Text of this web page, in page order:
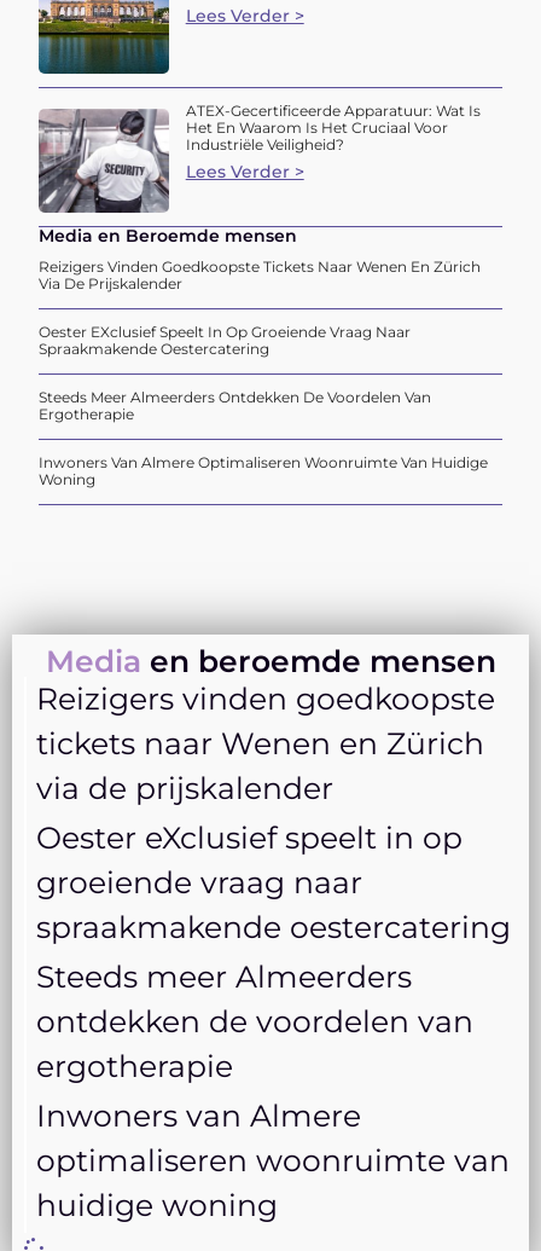
Lees Verder >
ATEX-Gecertificeerde Apparatuur: Wat Is
Het En Waarom Is Het Cruciaal Voor
Industriële Veiligheid?
Lees Verder >
Media en Beroemde mensen
Reizigers Vinden Goedkoopste Tickets Naar Wenen En Zürich
Via De Prijskalender
Oester EXclusief Speelt In Op Groeiende Vraag Naar
Spraakmakende Oestercatering
Steeds Meer Almeerders Ontdekken De Voordelen Van
Ergotherapie
Inwoners Van Almere Optimaliseren Woonruimte Van Huidige
Woning
Media en beroemde mensen
Reizigers vinden goedkoopste
tickets naar Wenen en Zürich
via de prijskalender
Oester eXclusief speelt in op
groeiende vraag naar
spraakmakende oestercatering
Steeds meer Almeerders
ontdekken de voordelen van
ergotherapie
Inwoners van Almere
optimaliseren woonruimte van
huidige woning